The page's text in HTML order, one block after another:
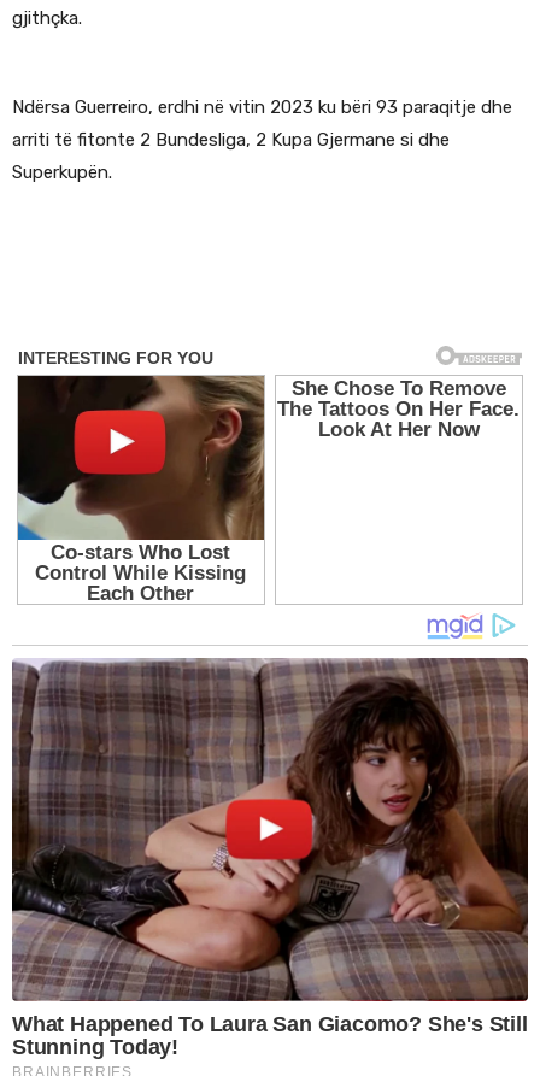
gjithçka.
Ndërsa Guerreiro, erdhi në vitin 2023 ku bëri 93 paraqitje dhe
arriti të fitonte 2 Bundesliga, 2 Kupa Gjermane si dhe
Superkupën.